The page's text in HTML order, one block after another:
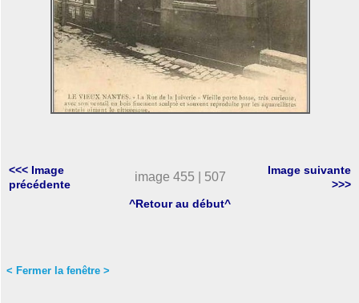
<<< Image
précédente
image 455 | 507
Image suivante
>>>
^Retour au début^
< Fermer la fenêtre >